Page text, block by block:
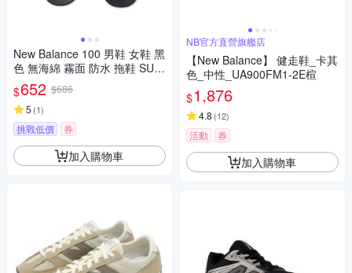
New Balance 100 男鞋 女鞋 黑
色 無海綿 霧面 防水 拖鞋 SUF
100A1
$652 $686
5 (1)
挑戰低價 券
加入購物車
NB官方直營旗艦店
【New Balance】 健走鞋_卡其
色_中性_UA900FM1-2E楦
$1,876
4.8 (12)
活動 券
加入購物車